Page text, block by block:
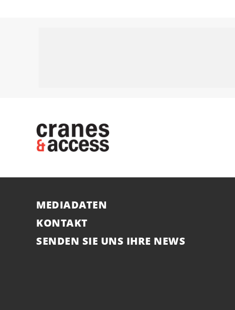
MEDIADATEN
KONTAKT
SENDEN SIE UNS IHRE NEWS